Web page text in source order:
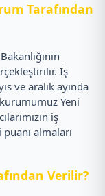
Tarafından
İş
ve aralık ayında
Yeni
iş
almaları
Verilir?